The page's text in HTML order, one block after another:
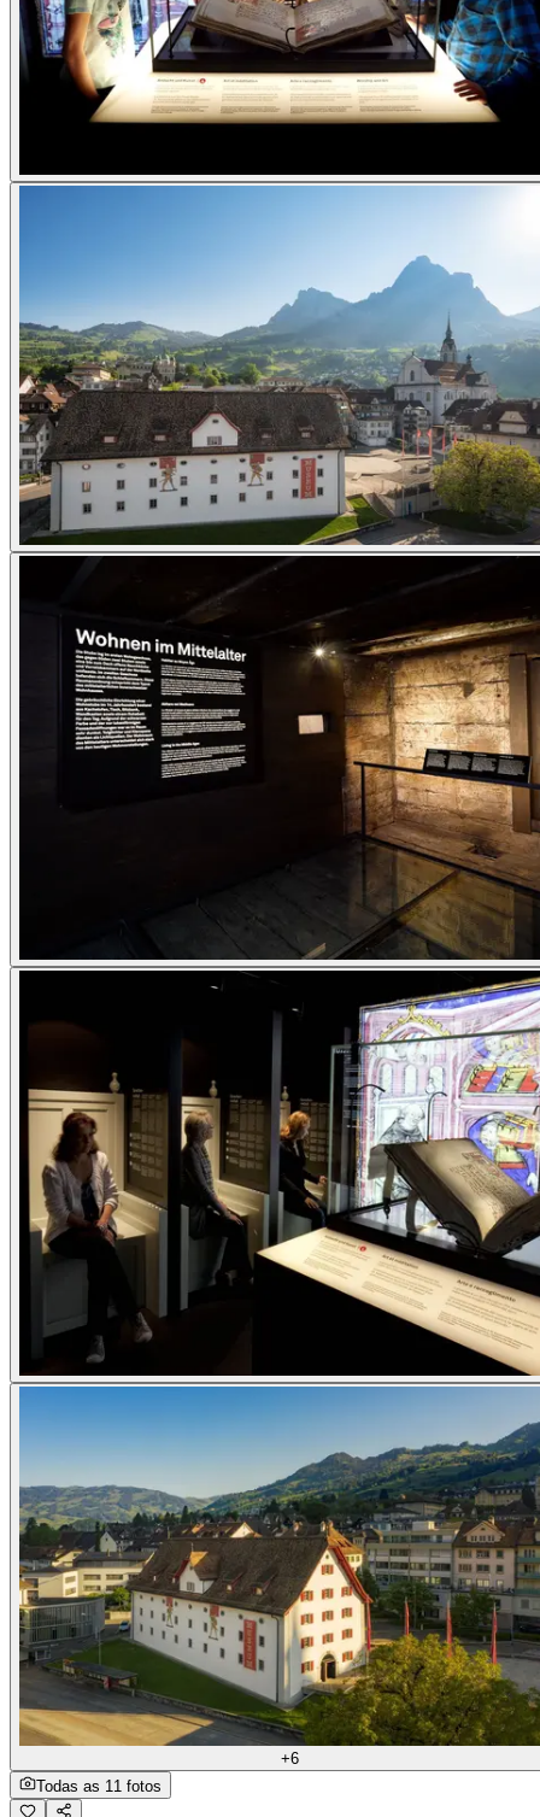
+6
Todas as 11 fotos